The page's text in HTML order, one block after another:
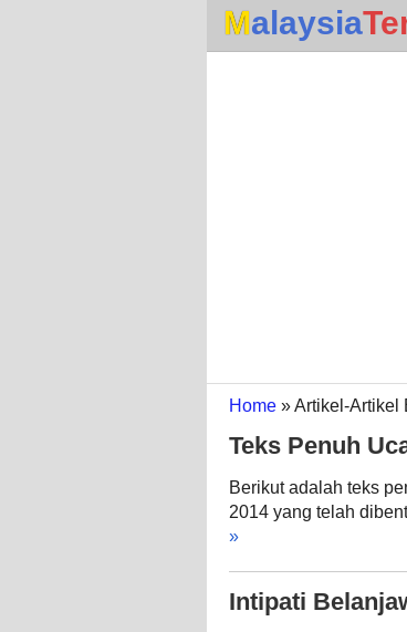
Malaysia
Home » Artikel-Artikel
Teks Penuh
Berikut adalah teks
2014 yang telah
»
Intipati